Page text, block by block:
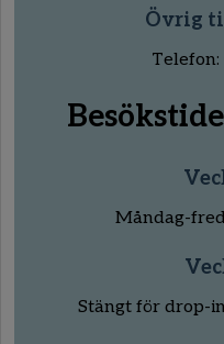
Övrig
Telefon:
Måndag-
Stängt för drop-